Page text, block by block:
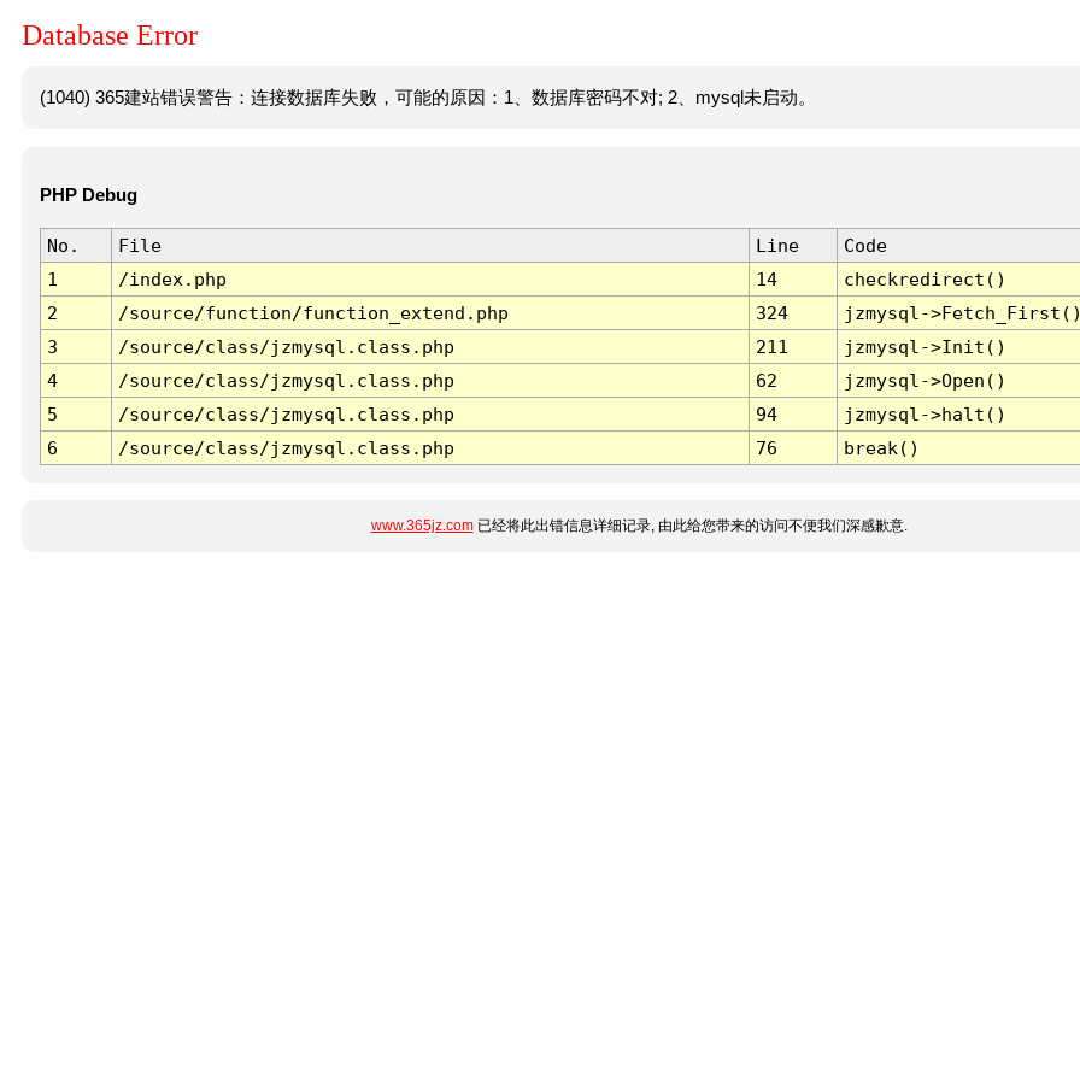
Database Error
(1040) 365建站错误警告：连接数据库失败，可能的原因：1、数据库密码不对; 2、mysql未启动。
PHP Debug
No. File Line
Code
1
/index.php 14
checkredirect()
2
/source/function/function_extend.php 324
jzmysql-
3
/source/class/jzmysql.class.php 211
jzmysql->Init()
4
/source/class/jzmysql.class.php 62
jzmysql->Open()
5
/source/class/jzmysql.class.php 94
jzmysql->halt()
6
/source/class/jzmysql.class.php 76 break()
www.365jz.com已经将此出错信息详细记录, 由此给您带来的访问不便我们深感歉意.